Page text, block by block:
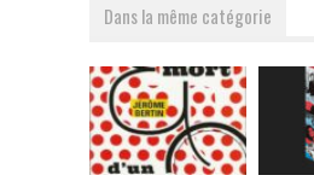
Dans la même catégorie